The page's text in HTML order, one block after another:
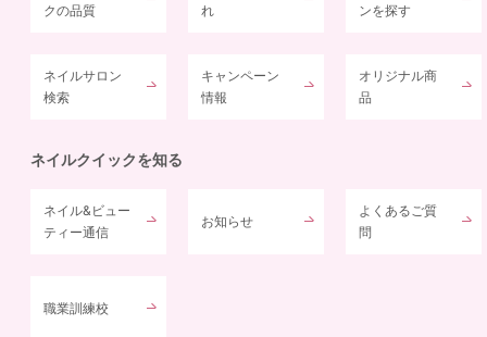
クの品質
れ
ンを探す
ネイルサロン
検索
キャンペーン
情報
オリジナル商
品
ネイルクイックを知る
ネイル&ビュー
ティー通信
お知らせ
よくあるご質
問
職業訓練校